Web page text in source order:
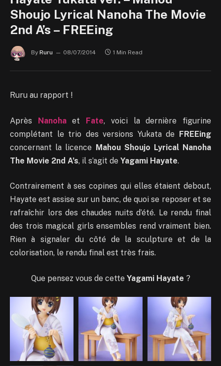
Shoujo Lyrical Nanoha The Movie
2nd A’s – FREEing
By Ruru 08/07/2014 1 Min Read
Ruru au rapport !
Après Nanohaet Fate, voici la dernière figurine
complétant le trio des versions Yukata de FREEing
concernant la licence Mahou Shoujo Lyrical Nanoha
The Movie 2nd A’s, il s’agit de Yagami Hayate.
Contrairement à ses copines qui elles étaient debout,
Hayate est assise sur un banc, de quoi se reposer et se
rafraîchir lors des chaudes nuits d’été. Le rendu final
des trois magical girls ensembles rend vraiment bien.
Rien à signaler du côté de la sculpture et de la
colorisation, le rendu final est très frais.
Que pensez vous de cette Yagami Hayate ?